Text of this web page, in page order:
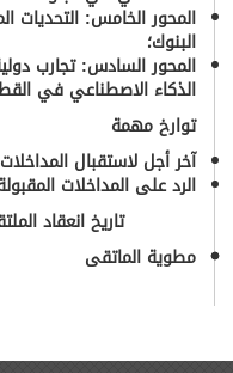
المحور الخامس: التحديات
البنوك؛
المحور السادس: تجارب
الذكاء الاصطناعي في
توارخ مهمة
آخر أجل لاستقبال
الرد على المداخلات
تاريخ انعقاد
مطوية الماتقى